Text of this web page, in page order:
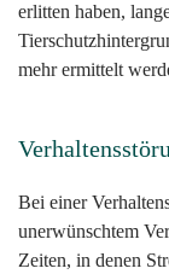
erlitten haben,
mehr ermittelt
Bei einer
unerwünschtem
Zeiten, in denen